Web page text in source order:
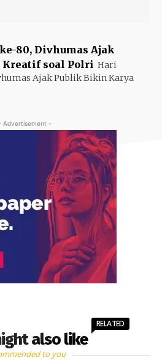
80, Divhumas Ajak
soal Polri Hari
Ajak Publik Bikin Karya
Advertisement -
also like
RELATED
to you